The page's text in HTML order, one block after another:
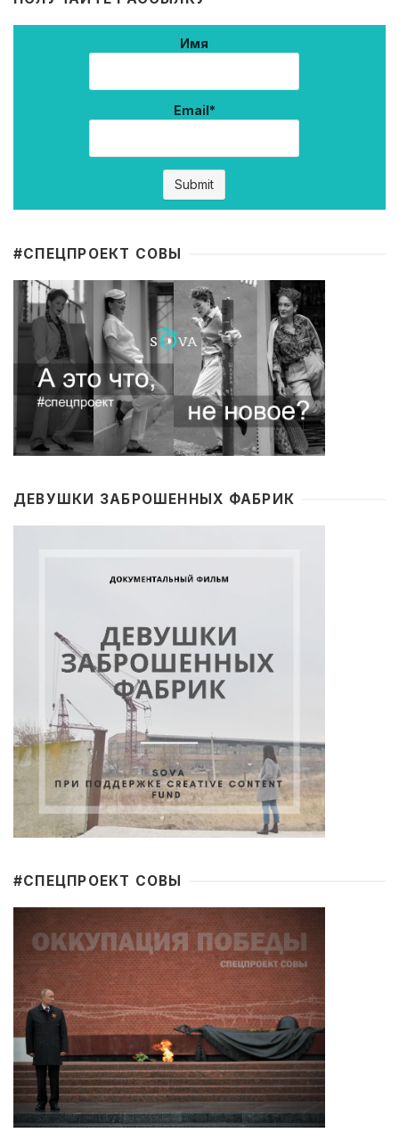
Имя
Email*
#CПЕЦПРОЕКТ СОВЫ
ДЕВУШКИ ЗАБРОШЕННЫХ ФАБРИК
#CПЕЦПРОЕКТ СОВЫ